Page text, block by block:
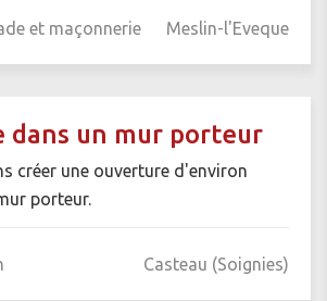
et maçonnerie Meslin-l'Eveque
dans un mur porteur
créer une ouverture d'environ
porteur.
Casteau (Soignies)